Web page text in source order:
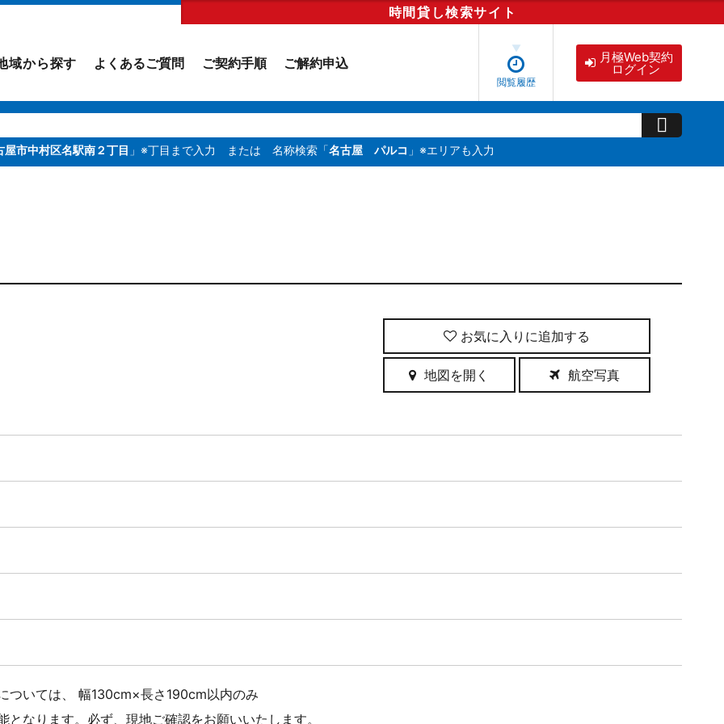
時間貸し検索サイト
域から探す よくあるご質問 ご契約手順 ご解約申込
閲覧履歴
月極Web契約
ログイン
屋市中村区名駅南２丁目 」※丁目まで入力 または 名称検索「名古屋 パルコ 」※エリアも入力
お気に入りに追加
地図を開く 航空写真
ついては、 幅130cm×長さ190cm以内のみ
となります。必ず、現地ご確認をお願いいたします。